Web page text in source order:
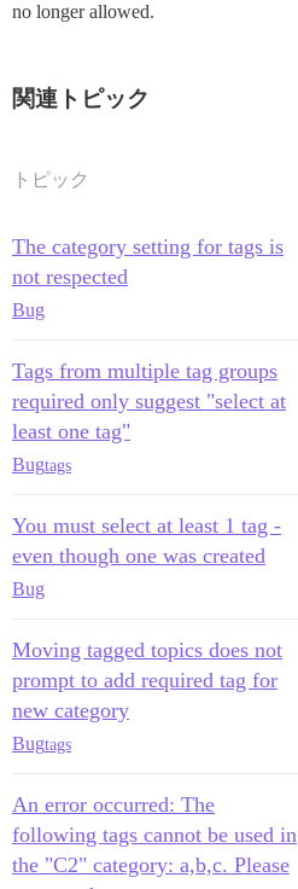
no longer allowed.
関連トピック
トピック
The category setting for tags is
not respected
Bug
Tags from multiple tag groups
required only suggest "select at
least one tag"
Bugtags
You must select at least 1 tag -
even though one was created
Bug
Moving tagged topics does not
prompt to add required tag for
new category
Bugtags
An error occurred: The
following tags cannot be used in
the "C2" category: a,b,c. Please